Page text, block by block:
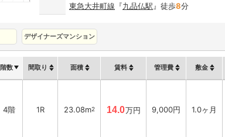
東急大井町線 『九品仏駅 』徒歩8分
デザイナーズマンション
階数 間取り 面積 賃料 管理費 敷金
4階 1R 23.08m2 14.0万円 9,000円 1.0ヶ月